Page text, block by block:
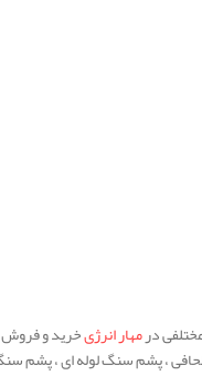
درمهار انرژیخرید و فروش
، پشم سنگ لوله ای ، پشم